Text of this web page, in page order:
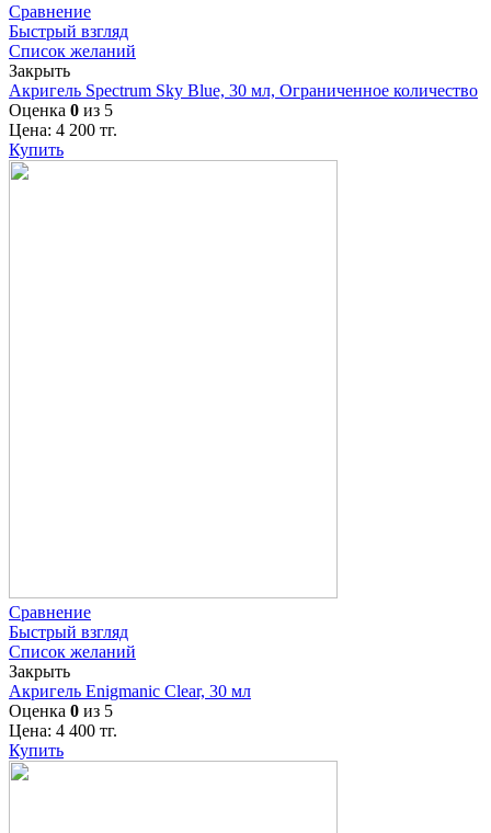
Сравнение
Быстрый взгляд
Список желаний
Закрыть
Акригель Spectrum Sky Blue, 30 мл, Ограниченное количество
Оценка 0 из 5
Цена: 4 200 тг.
Купить
Сравнение
Быстрый взгляд
Список желаний
Закрыть
Акригель Enigmanic Clear, 30 мл
Оценка 0 из 5
Цена: 4 400 тг.
Купить